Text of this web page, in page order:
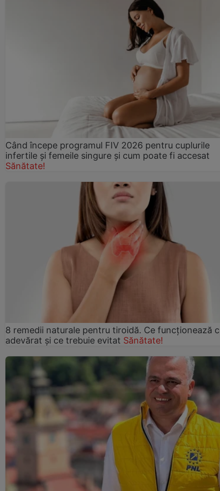
Când începe programul FIV 2026 pentru cuplurile
infertile şi femeile singure şi cum poate fi accesat
Sănătate!
8 remedii naturale pentru tiroidă. Ce funcționează
adevărat și ce trebuie evitat Sănătate!